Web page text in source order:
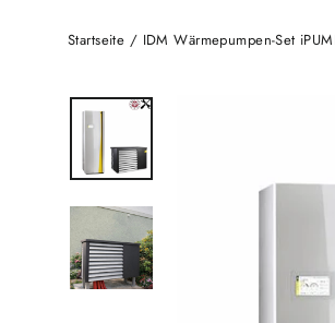
Startseite / IDM Wärmepumpen-Set